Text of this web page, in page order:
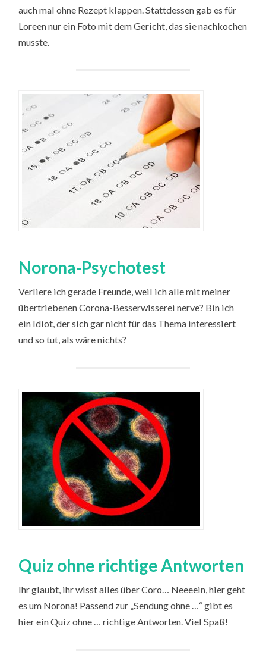
auch mal ohne Rezept klappen. Stattdessen gab es für
Loreen nur ein Foto mit dem Gericht, das sie nachkochen
musste.
Norona-Psychotest
Verliere ich gerade Freunde, weil ich alle mit meiner
übertriebenen Corona-Besserwisserei nerve? Bin ich
ein Idiot, der sich gar nicht für das Thema interessiert
und so tut, als wäre nichts?
Quiz ohne richtige Antworten
Ihr glaubt, ihr wisst alles über Coro… Neeeein, hier geht
es um Norona! Passend zur „Sendung ohne …“ gibt es
hier ein Quiz ohne … richtige Antworten. Viel Spaß!